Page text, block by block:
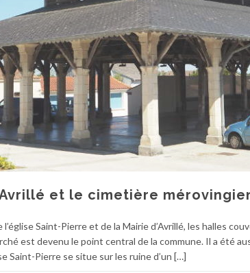
et le cimetière
Saint-Pierre et de la Mairie d’Avrillé, les halles
est devenu le point central de la commune. Il a été
Saint-Pierre se situe sur les ruine d’un […]